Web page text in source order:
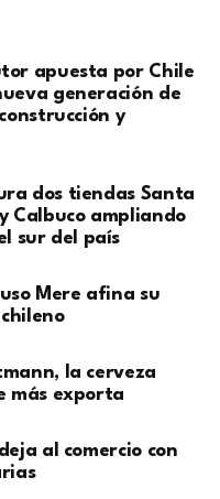
apuesta por Chile
generación de
y
dos tiendas Santa
Calbuco ampliando
sur del país
Mere afina su
la cerveza
más exporta
al comercio con